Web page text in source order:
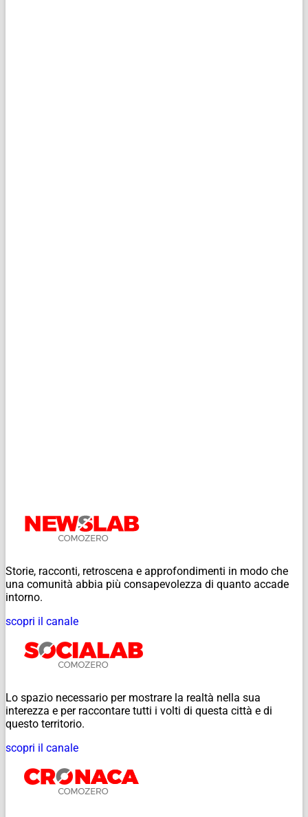
Storie, racconti, retroscena e approfondimenti in modo che
una comunità abbia più consapevolezza di quanto accade
intorno.
scopri il canale
Lo spazio necessario per mostrare la realtà nella sua
interezza e per raccontare tutti i volti di questa città e di
questo territorio.
scopri il canale